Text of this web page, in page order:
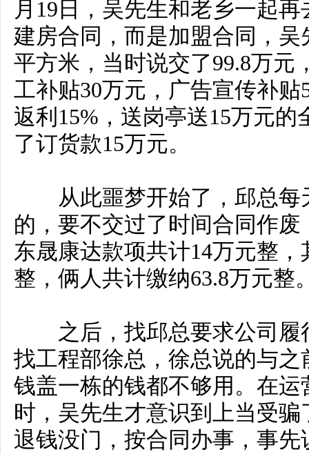
月19日，吴先生和老乡一起
建房合同，而是加盟合同，
平方米，当时说交了99.8万元
工补贴30万元，广告宣传补
返利15%，送岗亭送15万元
了订货款15万元。
从此噩梦开始了，邱总每
的，要不交过了时间合同作
东晟康达款项共计14万元整
整，俩人共计缴纳63.8万元整
之后，找邱总要求公司履
找工程部徐总，徐总说的与
钱盖一栋的钱都不够用。在
时，吴先生才意识到上当受
退钱没门，按合同办事，事